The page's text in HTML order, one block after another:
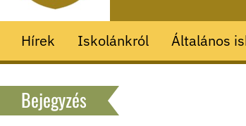
Hírek Iskolánkról Általános
Bejegyzés